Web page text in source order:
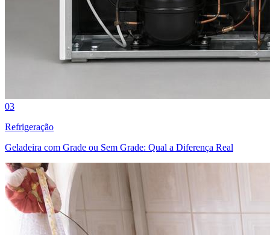
03
Refrigeração
Geladeira com Grade ou Sem Grade: Qual a Diferença Real